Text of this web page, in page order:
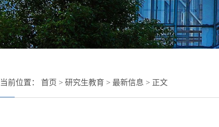
当前位置： 首页 > 研究生教育 > 最新信息 > 正文